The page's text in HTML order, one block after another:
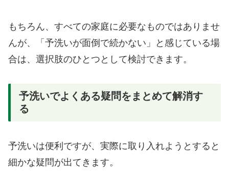
もちろん、すべての家庭に必要なものではありませ
んが、「予洗いが面倒で続かない」と感じている場
合は、選択肢のひとつとして検討できます。
予洗いでよくある疑問をまとめて解消す
る
予洗いは便利ですが、実際に取り入れようとすると
細かな疑問が出てきます。